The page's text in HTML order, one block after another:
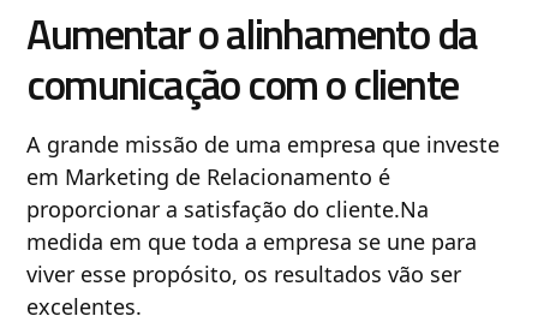
Aumentar o alinhamento da
comunicação com o cliente
A grande missão de uma empresa que investe
em Marketing de Relacionamento é
proporcionar a satisfação do cliente.Na
medida em que toda a empresa se une para
viver esse propósito, os resultados vão ser
excelentes.